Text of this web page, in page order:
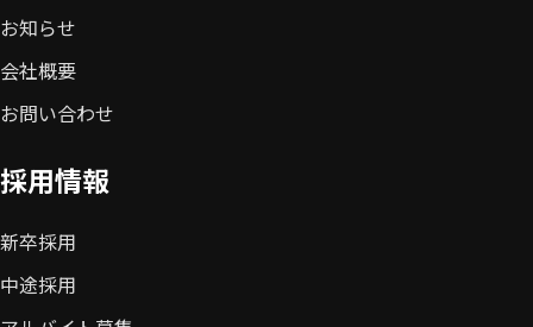
お知らせ
会社概要
お問い合わせ
採用情報
新卒採用
中途採用